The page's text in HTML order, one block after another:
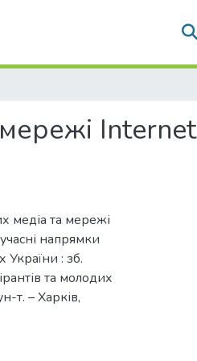
Internet
медіа та мережі
напрямки
України : зб.
та молодих
т. – Харків,